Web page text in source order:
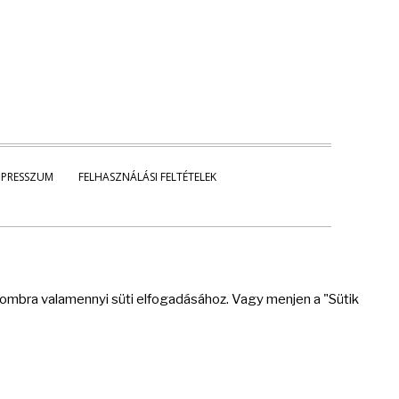
FELHASZNÁLÁSI FELTÉTELEK
valamennyi süti elfogadásához. Vagy menjen a "Sütik